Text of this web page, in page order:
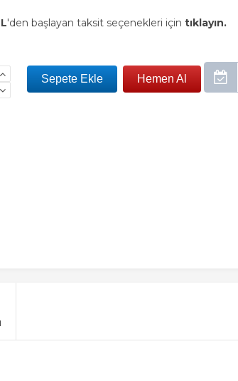
'den başlayan taksit seçenekleri için tıklayın.